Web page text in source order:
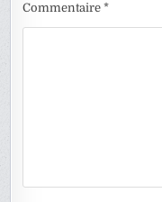
Commentaire*